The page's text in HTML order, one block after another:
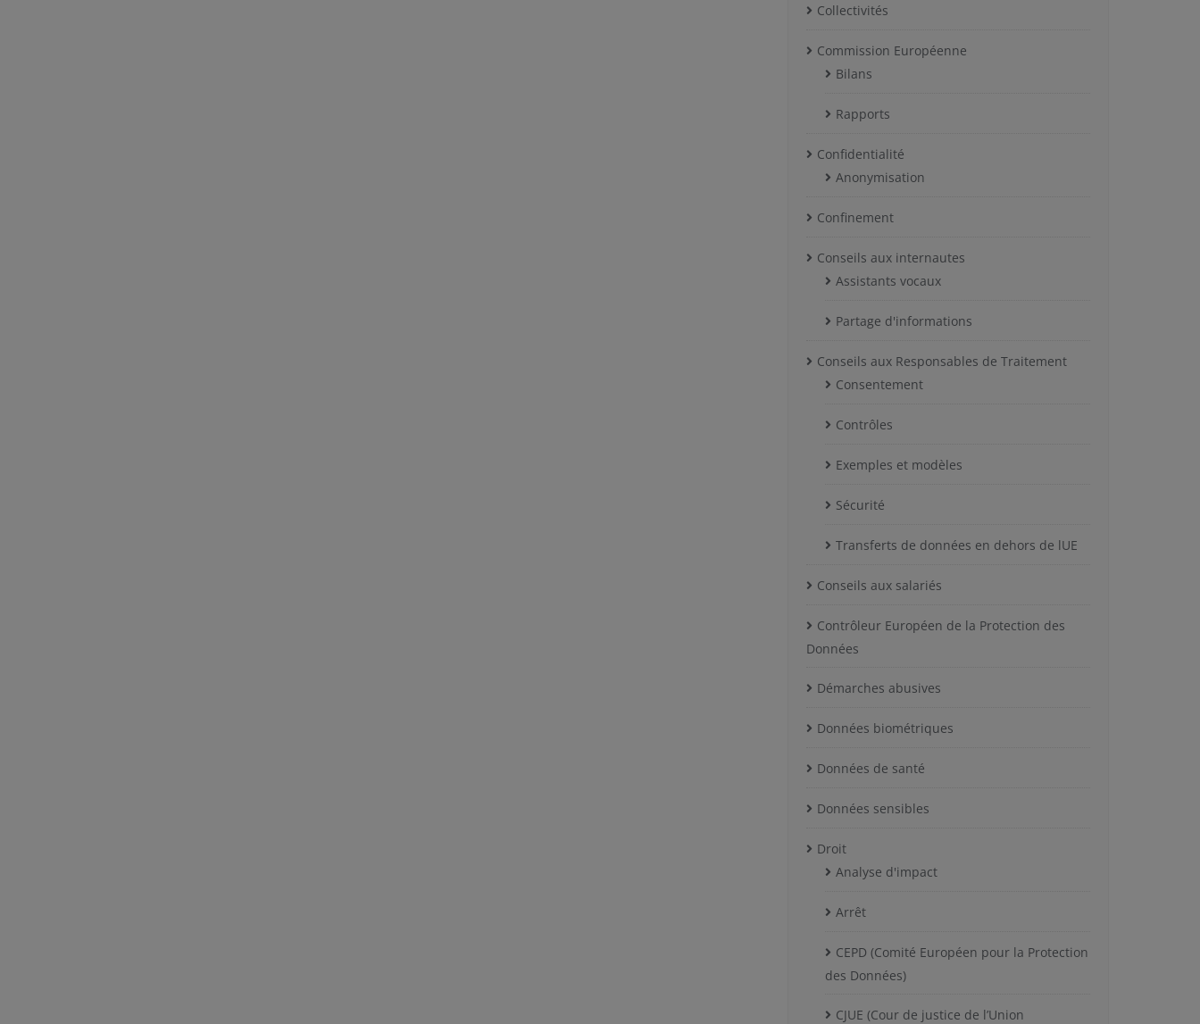
Collectivités
Commission Européenne
Bilans
Rapports
Confidentialité
Anonymisation
Confinement
Conseils aux internautes
Assistants vocaux
Partage d'informations
Conseils aux Responsables de Traitement
Consentement
Contrôles
Exemples et modèles
Sécurité
Transferts de données en dehors de lUE
Conseils aux salariés
Contrôleur Européen de la Protection des
Données
Démarches abusives
Données biométriques
Données de santé
Données sensibles
Droit
Analyse d'impact
Arrêt
CEPD (Comité Européen pour la Protection
des Données)
CJUE (Cour de justice de l’Union